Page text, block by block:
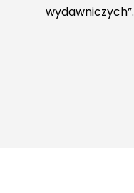
wydawniczych”.